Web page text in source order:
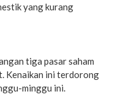
yang kurang
tiga pasar saham
Kenaikan ini terdorong
minggu ini.